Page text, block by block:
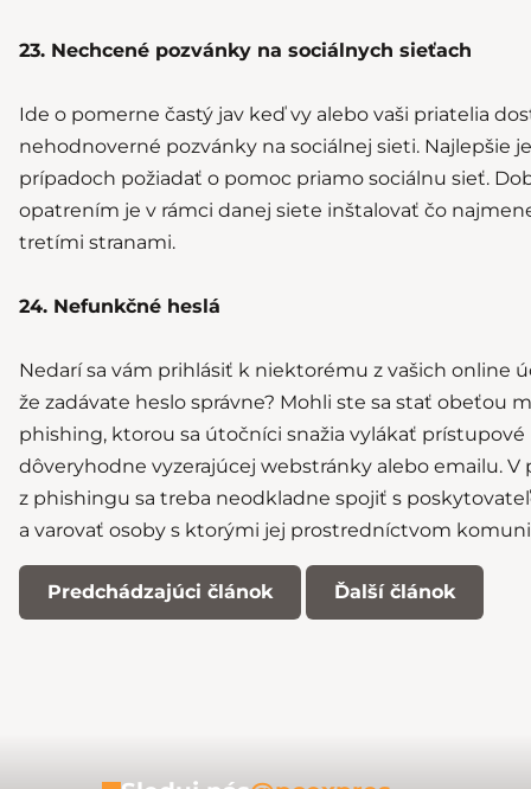
23. Nechcené pozvánky na sociálnych sieťach
Ide o pomerne častý jav keď vy alebo vaši priatelia
nehodnoverné pozvánky na sociálnej sieti. Najlepšie
prípadoch požiadať o pomoc priamo sociálnu sieť.
opatrením je v rámci danej siete inštalovať čo
tretími stranami.
24. Nefunkčné heslá
Nedarí sa vám prihlásiť k niektorému z vašich online
že zadávate heslo správne? Mohli ste sa stať obeťou
phishing, ktorou sa útočníci snažia vylákať
dôveryhodne vyzerajúcej webstránky alebo emailu. V
z phishingu sa treba neodkladne spojiť s
a varovať osoby s ktorými jej prostredníctvom
Predchádzajúci článok Ďalší článok